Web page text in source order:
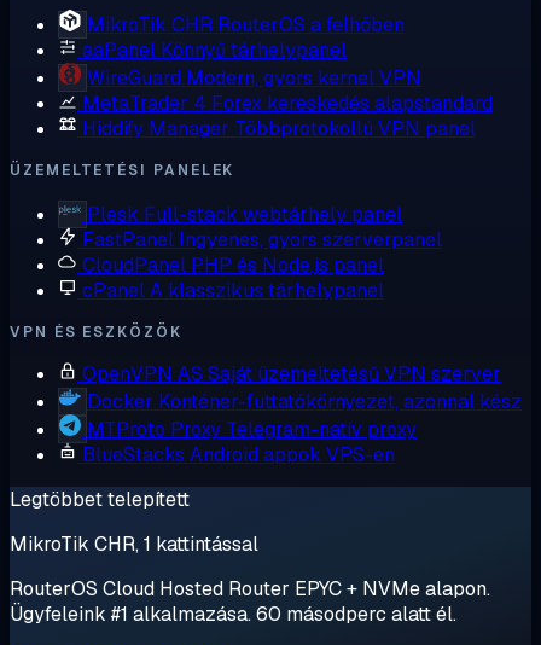
MikroTik CHR RouterOS a felhőben
aaPanel Könnyű tárhelypanel
WireGuard Modern, gyors kernel VPN
MetaTrader 4 Forex kereskedés alapstandard
Hiddify Manager Többprotokollú VPN panel
ÜZEMELTETÉSI PANELEK
Plesk Full-stack webtárhely panel
FastPanel Ingyenes, gyors szerverpanel
CloudPanel PHP és Node.js panel
cPanelA klasszikus tárhelypanel
VPN ÉS ESZKÖZÖK
OpenVPN AS Saját üzemeltetésű VPN szerver
Docker Konténer-futtatókörnyezet, azonnal kész
MTProto Proxy Telegram-natív proxy
BlueStacks Android appok VPS-en
Legtöbbet telepített
MikroTik CHR, 1 kattintással
RouterOS Cloud Hosted Router EPYC + NVMe alapon.
Ügyfeleink #1 alkalmazása. 60 másodperc alatt él.